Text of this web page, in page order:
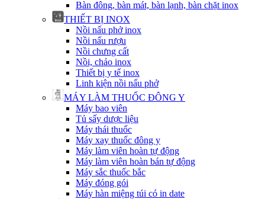
Bàn đông, bàn mát, bàn lạnh, bàn chặt inox
THIẾT BỊ INOX
Nồi nấu phở inox
Nồi nấu rượu
Nồi chưng cất
Nồi, chảo inox
Thiết bị y tế inox
Linh kiện nồi nấu phở
MÁY LÀM THUỐC ĐÔNG Y
Máy bao viên
Tủ sấy dược liệu
Máy thái thuốc
Máy xay thuốc đông y
Máy làm viên hoàn tự động
Máy làm viên hoàn bán tự động
Máy sắc thuốc bắc
Máy đóng gói
Máy hàn miệng túi có in date